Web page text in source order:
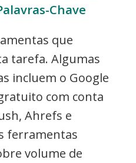
Chave
que
tarefa. Algumas
incluem o Google
com conta
Ahrefs e
ferramentas
volume de